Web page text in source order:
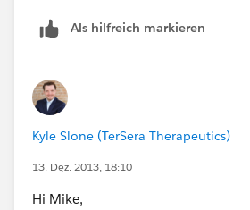
Als hilfreich markieren
Kyle Slone (TerSera Therapeutics)
13. Dez. 2013, 18:10
Hi Mike,